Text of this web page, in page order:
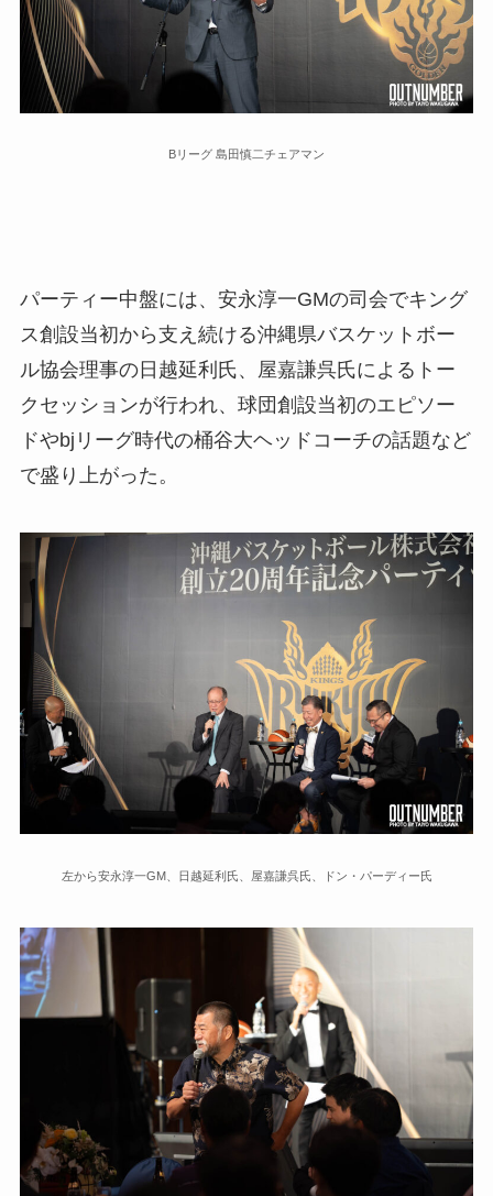
Bリーグ 島田慎二チェアマン
パーティー中盤には、安永淳一GMの司会でキング
ス創設当初から支え続ける沖縄県バスケットボー
ル協会理事の日越延利氏、屋嘉謙呉氏によるトー
クセッションが行われ、球団創設当初のエピソー
ドやbjリーグ時代の桶谷大ヘッドコーチの話題など
で盛り上がった。
左から安永淳一GM、日越延利氏、屋嘉謙呉氏、ドン・パーディー氏